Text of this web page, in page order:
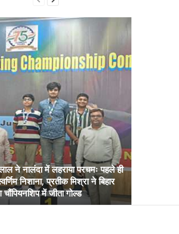
ने नालंदा में लहराया परचमः पहले ही
निशाना, प्रतीक मिश्रा ने बिहार
में जीता गोल्ड